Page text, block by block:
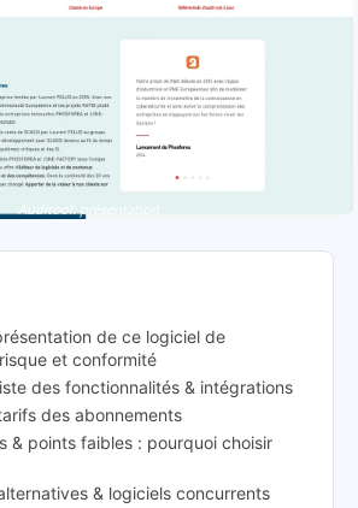
Auditool: présentation
de ce logiciel de
et conformité
des fonctionnalités & intégrations
des abonnements
& points faibles : pourquoi choisir
& logiciels concurrents